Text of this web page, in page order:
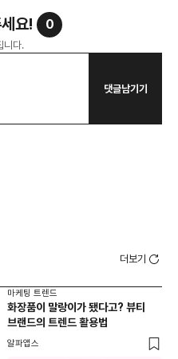
요! 0
니다.
댓글남기기
더보기
마케팅 트렌드
화장품이 말랑이가 됐다고? 뷰티
브랜드의 트렌드 활용법
알파앱스